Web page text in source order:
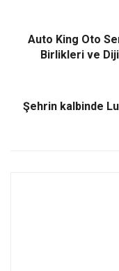
Auto King Oto
Birlikleri ve
Şehrin kalbinde